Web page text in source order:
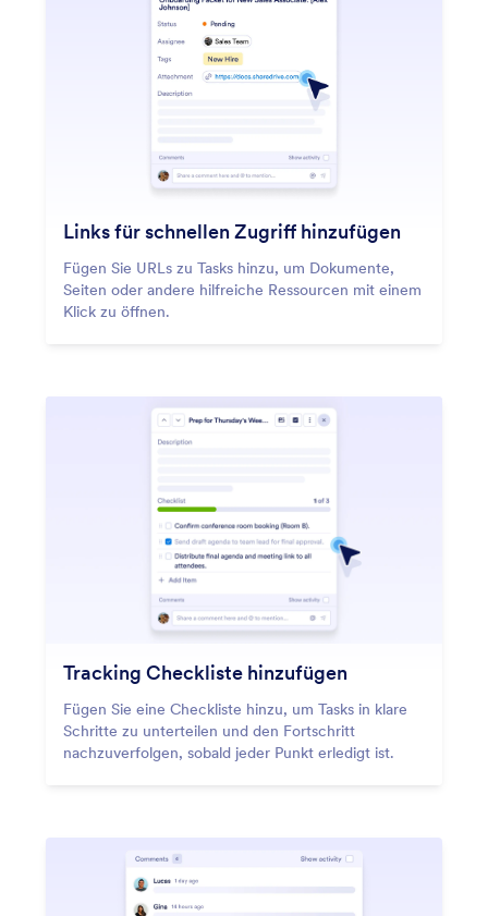
Links für schnellen Zugriff hinzufügen
Fügen Sie URLs zu Tasks hinzu, um Dokumente,
Seiten oder andere hilfreiche Ressourcen mit einem
Klick zu öffnen.
Tracking Checkliste hinzufügen
Fügen Sie eine Checkliste hinzu, um Tasks in klare
Schritte zu unterteilen und den Fortschritt
nachzuverfolgen, sobald jeder Punkt erledigt ist.